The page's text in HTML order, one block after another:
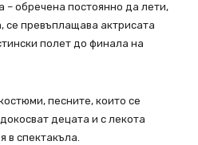
– обречена постоянно да лети,
се превъплащава актрисата
полет до финала на
песните, които се
децата и с лекота
в спектакъла.